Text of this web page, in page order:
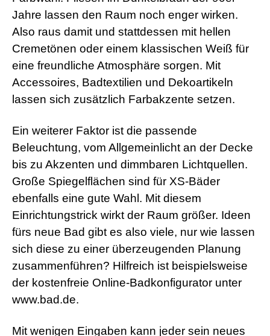
Jahre lassen den Raum noch enger wirken.
Also raus damit und stattdessen mit hellen
Cremetönen oder einem klassischen Weiß für
eine freundliche Atmosphäre sorgen. Mit
Accessoires, Badtextilien und Dekoartikeln
lassen sich zusätzlich Farbakzente setzen.
Ein weiterer Faktor ist die passende
Beleuchtung, vom Allgemeinlicht an der Decke
bis zu Akzenten und dimmbaren Lichtquellen.
Große Spiegelflächen sind für XS-Bäder
ebenfalls eine gute Wahl. Mit diesem
Einrichtungstrick wirkt der Raum größer. Ideen
fürs neue Bad gibt es also viele, nur wie lassen
sich diese zu einer überzeugenden Planung
zusammenführen? Hilfreich ist beispielsweise
der kostenfreie Online-Badkonfigurator unter
www.bad.de.
Mit wenigen Eingaben kann jeder sein neues